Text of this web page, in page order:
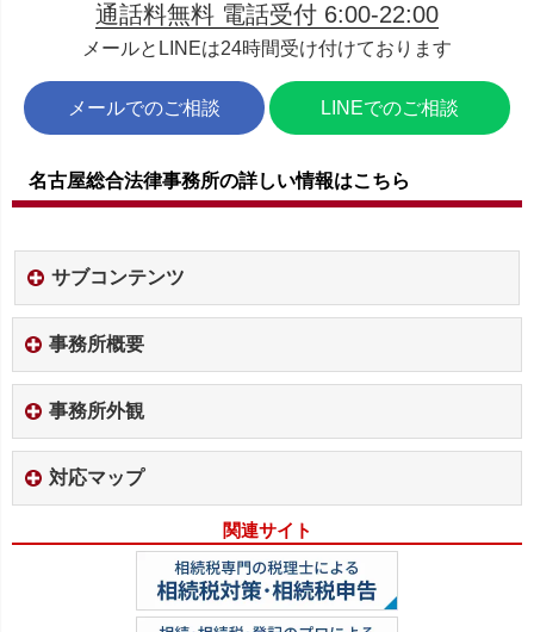
通話料無料 電話受付 6:00-22:00
メールとLINEは24時間受け付けております
メールでのご相談 LINEでのご相談
名古屋総合法律事務所の詳しい情報はこちら
サブコンテンツ
事務所概要
事務所外観
対応マップ
関連サイト